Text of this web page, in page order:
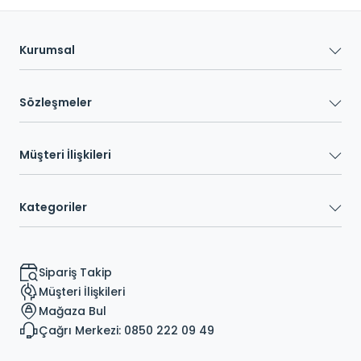
Kurumsal
Sözleşmeler
Müşteri İlişkileri
Kategoriler
Sipariş Takip
Müşteri İlişkileri
Mağaza Bul
Çağrı Merkezi: 0850 222 09 49